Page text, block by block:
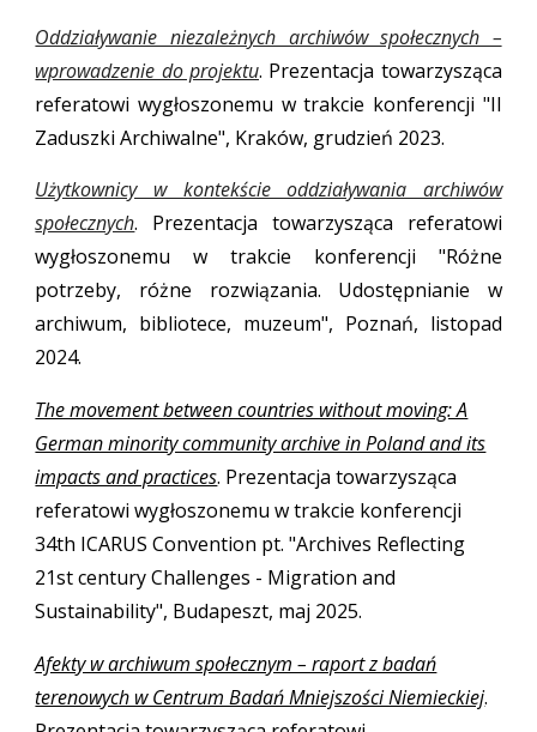
Oddziaływanie niezależnych archiwów społecznych –
wprowadzenie do projektu. Prezentacja towarzysząca
referatowi wygłoszonemu w trakcie konferencji "II
Zaduszki Archiwalne", Kraków, grudzień 2023.
Użytkownicy w kontekście oddziaływania archiwów
społecznych. Prezentacja towarzysząca referatowi
wygłoszonemu w trakcie konferencji "Różne
potrzeby, różne rozwiązania. Udostępnianie w
archiwum, bibliotece, muzeum", Poznań, listopad
2024.
The movement between countries without moving: A
German minority community archive in Poland and its
impacts and practices. Prezentacja towarzysząca
referatowi wygłoszonemu w trakcie konferencji
34th ICARUS Convention pt. "Archives Reflecting
21st century Challenges - Migration and
Sustainability", Budapeszt, maj 2025.
Afekty w archiwum społecznym – raport z badań
terenowych w Centrum Badań Mniejszości Niemieckiej.